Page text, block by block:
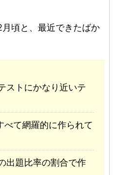
頃と、最近できたばか
ストにかなり近いテ
べて網羅的に作られて
出題比率の割合で作